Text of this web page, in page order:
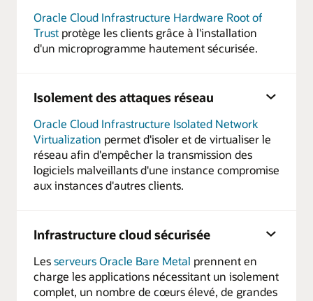
Oracle Cloud Infrastructure Hardware Root of
Trust protège les clients grâce à l'installation
d'un microprogramme hautement sécurisée.
Isolement des attaques réseau
Oracle Cloud Infrastructure Isolated Network
Virtualization permet d'isoler et de virtualiser le
réseau afin d'empêcher la transmission des
logiciels malveillants d'une instance compromise
aux instances d'autres clients.
Infrastructure cloud sécurisée
Lesserveurs Oracle Bare Metal prennent en
charge les applications nécessitant un isolement
complet, un nombre de cœurs élevé, de grandes